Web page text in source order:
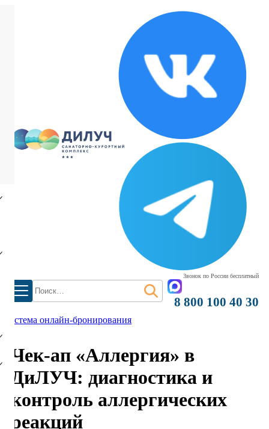
Найти:
Звонок по России бесплатный
8 800 100 40 30
система онлайн-бронирования
Чек-ап «Аллергия» в
ДиЛУЧ: диагностика и
контроль аллергических
реакций